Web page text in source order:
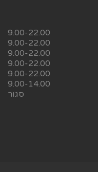
9.00-22.00
9.00-22.00
9.00-22.00
9.00-22.00
9.00-22.00
9.00-14.00
סגור